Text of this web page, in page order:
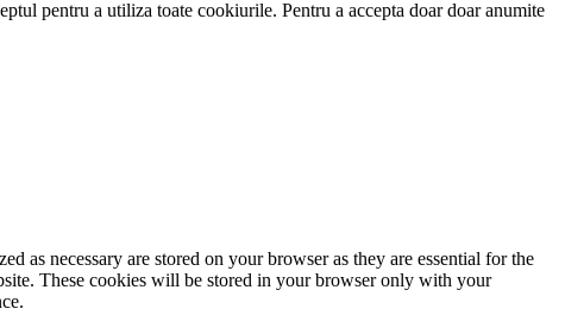
pentru a utiliza toate cookiurile. Pentru a accepta doar doar anumite
as necessary are stored on your browser as they are essential for the
These cookies will be stored in your browser only with your